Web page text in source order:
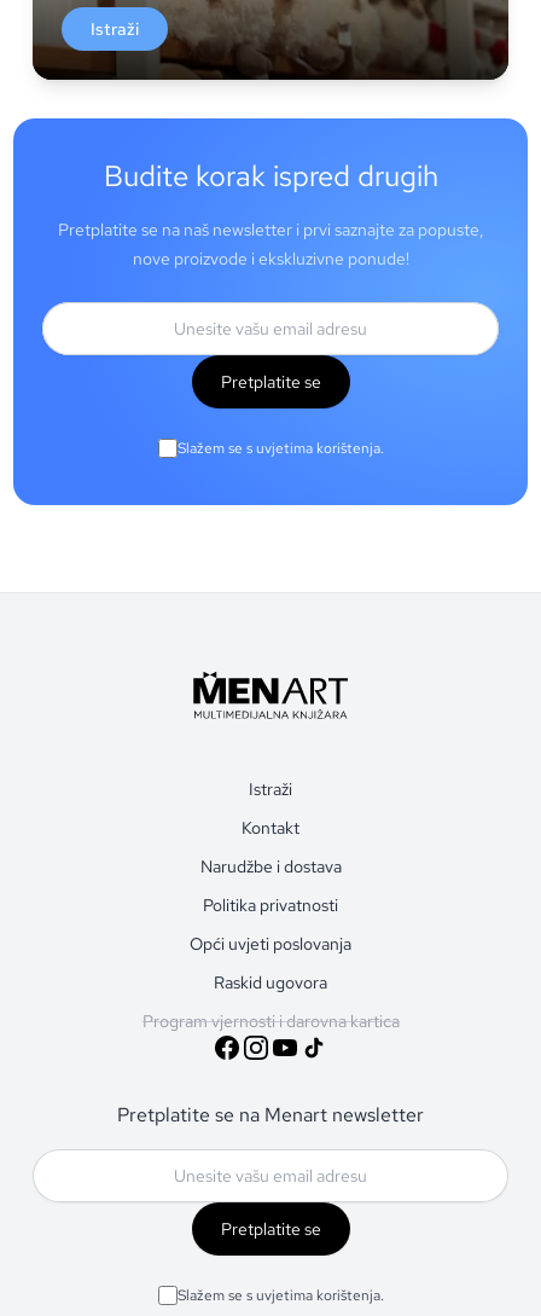
Istraži
Budite korak ispred drugih
Pretplatite se na naš newsletter i prvi saznajte za popuste,
nove proizvode i ekskluzivne ponude!
Pretplatite se
Slažem se s uvjetima korištenja.
Istraži
Kontakt
Narudžbe i dostava
Politika privatnosti
Opći uvjeti poslovanja
Raskid ugovora
Program vjernosti i darovna kartica
Pretplatite se na Menart newsletter
Pretplatite se
Slažem se s uvjetima korištenja.